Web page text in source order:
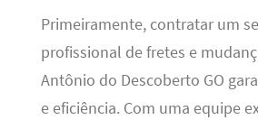
Primeiramente, contratar um
profissional de fretes e
Antônio do Descoberto GO
e eficiência. Com uma equipe